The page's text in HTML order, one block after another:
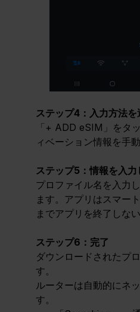
ステップ4：入力方法を
「+ ADD eSIM」をタ
ィベーション情報を手
ステップ5：情報を入
プロファイル名を入力
ます。アプリはスマー
までアプリを終了しな
ステップ6：完了
ダウンロードされたプ
す。
ルーターは自動的にネ
す。